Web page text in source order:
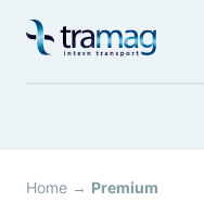
naar
Home → Premium